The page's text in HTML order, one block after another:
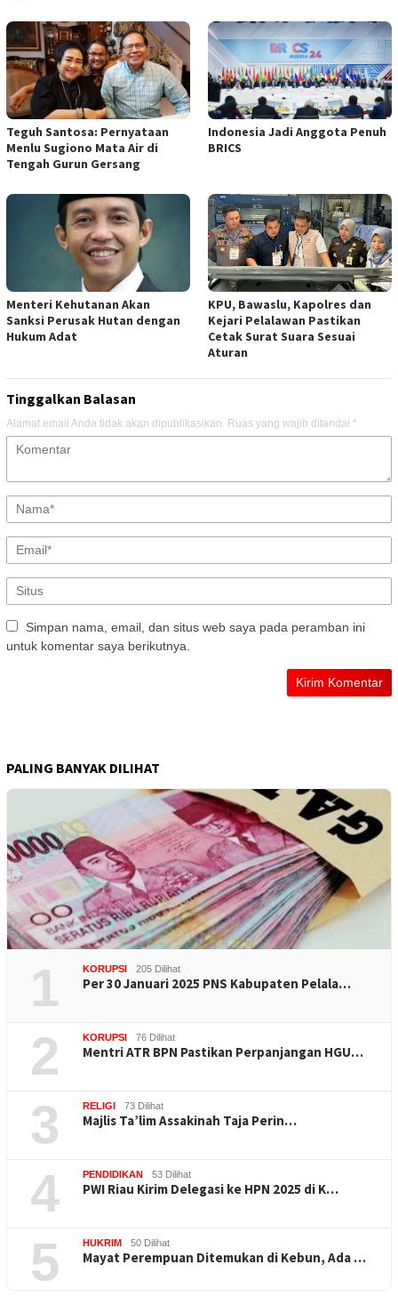
Teguh Santosa: Pernyataan
Menlu Sugiono Mata Air di
Tengah Gurun Gersang
Indonesia Jadi Anggota Penuh
BRICS
Menteri Kehutanan Akan
Sanksi Perusak Hutan dengan
Hukum Adat
KPU, Bawaslu, Kapolres dan
Kejari Pelalawan Pastikan
Cetak Surat Suara Sesuai
Aturan
Tinggalkan Balasan
Alamat email Anda tidak akan dipublikasikan. Ruas yang wajib ditandai *
Simpan nama, email, dan situs web saya pada peramban ini
untuk komentar saya berikutnya.
PALING BANYAK DILIHAT
1 KORUPSI 205 Dilihat
Per 30 Januari 2025 PNS Kabupaten Pelala…
2 KORUPSI 76 Dilihat
Mentri ATR BPN Pastikan Perpanjangan HGU…
3 RELIGI 73 Dilihat
Majlis Ta’lim Assakinah Taja Perin…
4 PENDIDIKAN 53 Dilihat
PWI Riau Kirim Delegasi ke HPN 2025 di K…
5 HUKRIM 50 Dilihat
Mayat Perempuan Ditemukan di Kebun, Ada …